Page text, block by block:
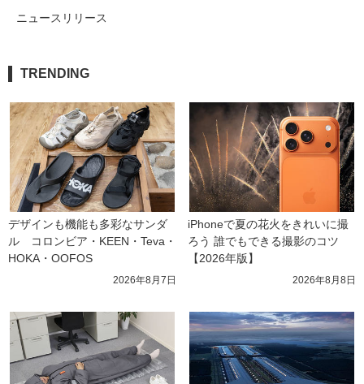
ニュースリリース
TRENDING
デザインも機能も多彩なサンダ
ル　コロンビア・KEEN・Teva・
HOKA・OOFOS
2026年8月7日
iPhoneで夏の花火をきれいに撮
ろう 誰でもできる撮影のコツ
【2026年版】
2026年8月8日